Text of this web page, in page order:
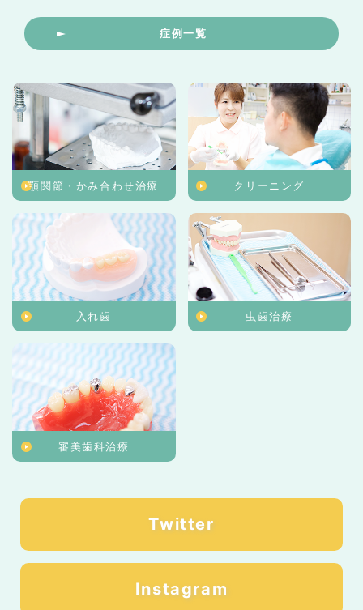
症例一覧
顎関節・かみ合わせ治療 クリーニング
入れ歯 虫歯治療
審美歯科治療
Twitter
Instagram